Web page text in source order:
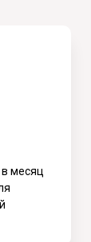
месяц